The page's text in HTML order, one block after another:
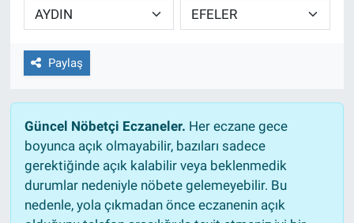
Paylaş
Güncel Nöbetçi Eczaneler. Her eczane gece
boyunca açık olmayabilir, bazıları sadece
gerektiğinde açık kalabilir veya beklenmedik
durumlar nedeniyle nöbete gelemeyebilir. Bu
nedenle, yola çıkmadan önce eczanenin açık
EĞİTİM
ÖZEL HABER
SAĞLIK
SPOR